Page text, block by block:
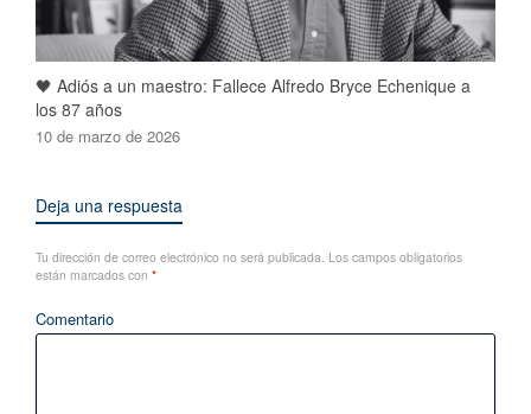
🖤 Adiós a un maestro: Fallece Alfredo Bryce Echenique a
los 87 años
10 de marzo de 2026
Deja una respuesta
Tu dirección de correo electrónico no será publicada. Los campos obligatorios
están marcados con *
Comentario